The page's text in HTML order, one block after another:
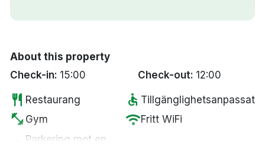
About this property
Check-in: 15:00 Check-out: 12:00
restaurant Restaurang accessible Tillgänglighetsanpassat
fitness_center Gym wifiFritt WiFi
Parkering mot en